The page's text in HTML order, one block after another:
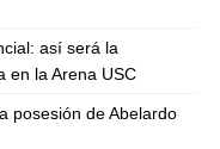
así será la
en la Arena USC
posesión de Abelardo